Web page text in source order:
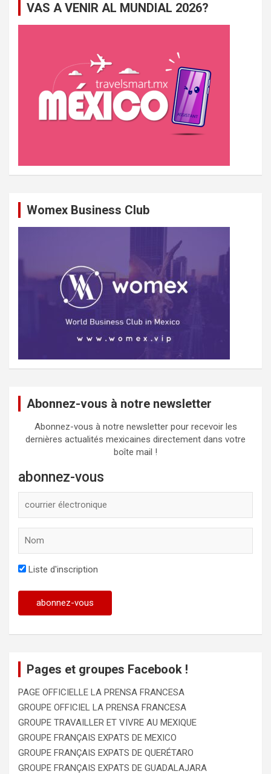
c
VAS A VENIR AL MUNDIAL 2026?
Womex Business Club
Abonnez-vous à notre newsletter
Abonnez-vous à notre newsletter pour recevoir les
dernières actualités mexicaines directement dans votre
boîte mail !
abonnez-vous
Liste d'inscription
Pages et groupes Facebook !
PAGE OFFICIELLE LA PRENSA FRANCESA
GROUPE OFFICIEL LA PRENSA FRANCESA
GROUPE TRAVAILLER ET VIVRE AU MEXIQUE
GROUPE FRANÇAIS EXPATS DE MEXICO
GROUPE FRANÇAIS EXPATS DE QUERÉTARO
GROUPE FRANÇAIS EXPATS DE GUADALAJARA